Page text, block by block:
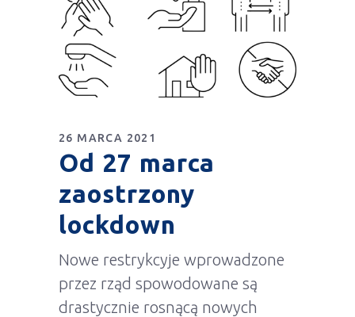
26 MARCA 2021
Od 27 marca
zaostrzony
lockdown
Nowe restrykcyje wprowadzone
przez rząd spowodowane są
drastycznie rosnącą nowych